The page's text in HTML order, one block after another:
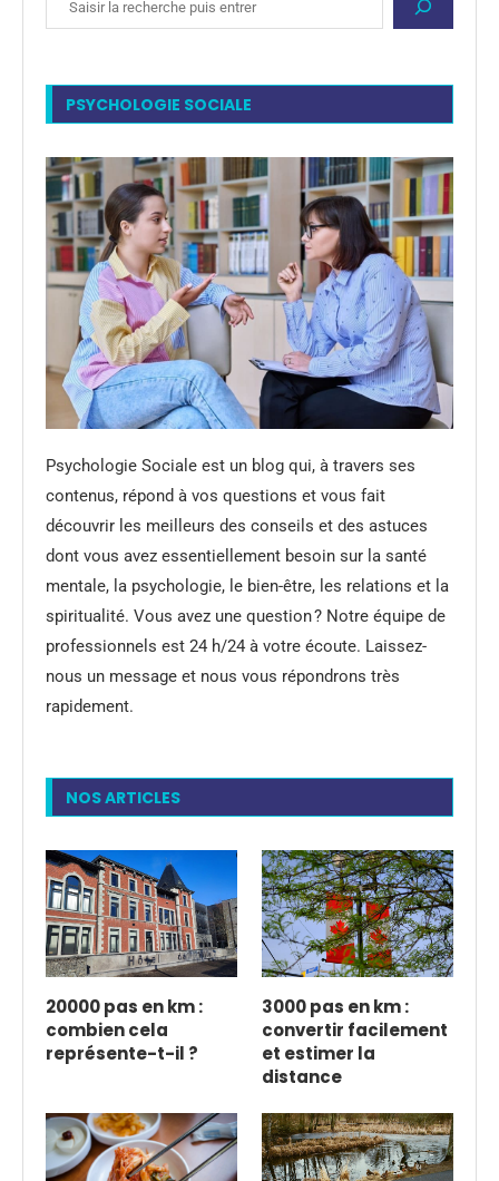
PSYCHOLOGIE SOCIALE
Psychologie Sociale est un blog qui, à travers ses
contenus, répond à vos questions et vous fait
découvrir les meilleurs des conseils et des astuces
dont vous avez essentiellement besoin sur la santé
mentale, la psychologie, le bien-être, les relations et la
spiritualité. Vous avez une question ? Notre équipe de
professionnels est 24 h/24 à votre écoute. Laissez-
nous un message et nous vous répondrons très
rapidement.
NOS ARTICLES
20000 pas en km :
combien cela
représente-t-il ?
3000 pas en km :
convertir facilement
et estimer la
distance